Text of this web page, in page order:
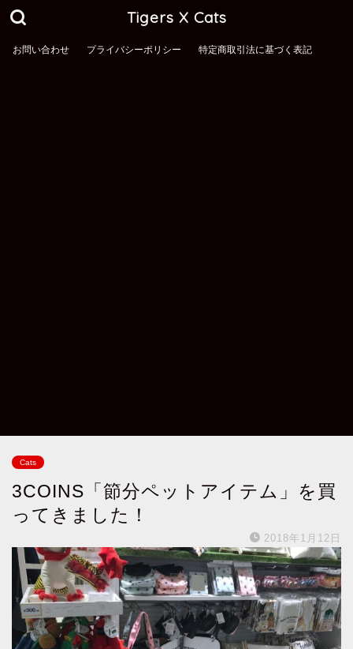
Tigers X Cats
お問い合わせ プライバシーポリシー 特定商取引法に基づく表記
Cats
3COINS「節分ペットアイテム」を買
ってきました！
2018年1月12日